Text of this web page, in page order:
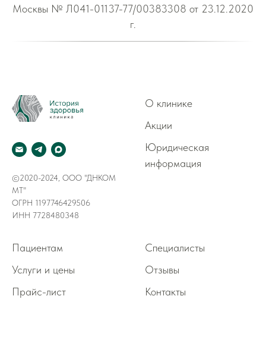
Москвы № Л041-01137-77/00383308 от 23.12.2020
г.
©2020-2024, ООО "ДНКОМ
МТ"
ОГРН 1197746429506
ИНН 7728480348
О клинике
Акции
Юридическая
информация
Пациентам
Услуги и цены
Прайс-лист
Специалисты
Отзывы
Контакты